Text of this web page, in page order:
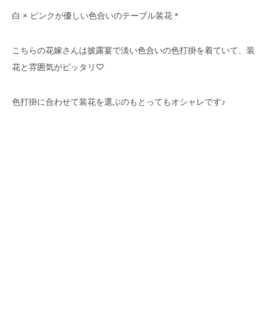
白 × ピンクが優しい色合いのテーブル装花＊
こちらの花嫁さんは披露宴で淡い色合いの色打掛を着ていて、装
花と雰囲気がピッタリ♡
色打掛に合わせて装花を選ぶのもとってもオシャレです♪